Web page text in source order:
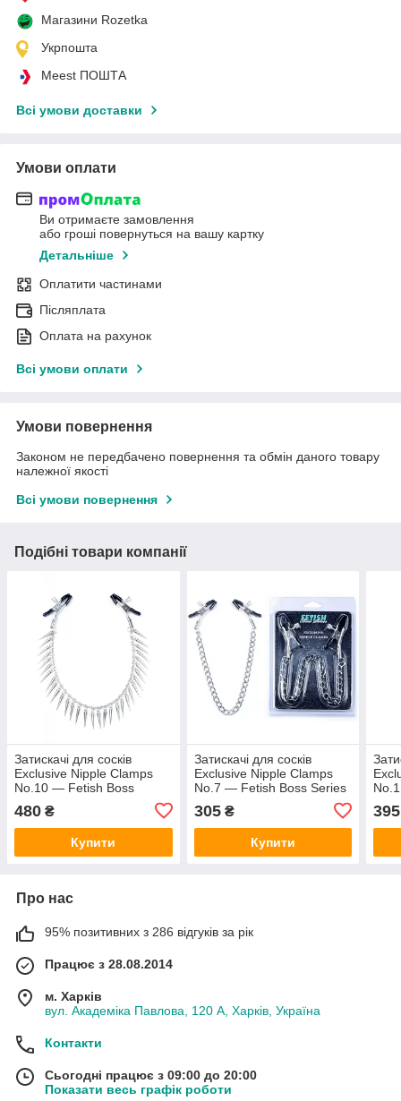
Магазини Rozetka
Укрпошта
Meest ПОШТА
Всі умови доставки
Умови оплати
Ви отримаєте замовлення
або гроші повернуться на вашу картку
Детальніше
Оплатити частинами
Післяплата
Оплата на рахунок
Всі умови оплати
Умови повернення
Законом не передбачено повернення та обмін даного товару
належної якості
Всі умови повернення
Подібні товари компанії
Затискачі для сосків
Exclusive Nipple Clamps
No.10 — Fetish Boss
480 ₴
Купити
Затискачі для сосків
Exclusive Nipple Clamps
No.7 — Fetish Boss Series
305₴
Купити
395
Про нас
95% позитивних з 286 відгуків за рік
Працює з 28.08.2014
м. Харків
вул. Академіка Павлова, 120 А, Харків, Україна
Контакти
Сьогодні працює з 09:00 до 20:00
Показати весь графік роботи